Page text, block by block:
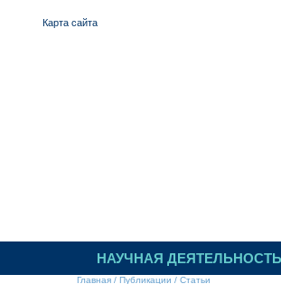
Карта сайта
НАУЧНАЯ ДЕЯТЕЛЬНОСТЬ
Главная / Публикации / Статьи